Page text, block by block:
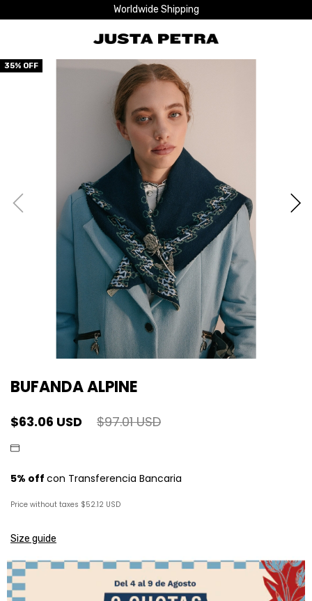
Worldwide Shipping
35% OFF
BUFANDA ALPINE
$63.06 USD $97.01 USD
Price without taxes $52.12 USD
Size guide